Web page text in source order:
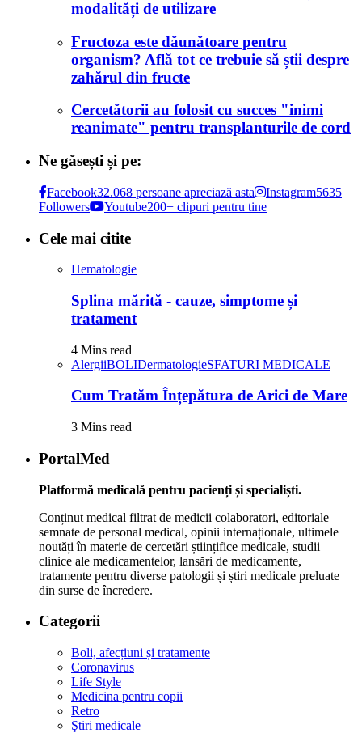
modalități de utilizare
Fructoza este dăunătoare pentru
organism? Află tot ce trebuie să știi despre
zahărul din fructe
Cercetătorii au folosit cu succes "inimi
reanimate" pentru transplanturile de cord
Ne găsești și pe:
Facebook32.068 persoane apreciază asta Instagram5635
Followers
Youtube200+ clipuri pentru tine
Cele mai citite
Hematologie
Splina mărită - cauze, simptome și
tratament
4 Mins read
AlergiiBOLIDermatologieSFATURI MEDICALE
Cum Tratăm Înțepătura de Arici de Mare
3 Mins read
PortalMed
Platformă medicală pentru pacienți și specialiști.
Conținut medical filtrat de medicii colaboratori, editoriale
semnate de personal medical, opinii internaționale, ultimele
noutăți în materie de cercetări științifice medicale, studii
clinice ale medicamentelor, lansări de medicamente,
tratamente pentru diverse patologii și știri medicale preluate
din surse de încredere.
Categorii
Boli, afecțiuni și tratamente
Coronavirus
Life Style
Medicina pentru copii
Retro
Ştiri medicale